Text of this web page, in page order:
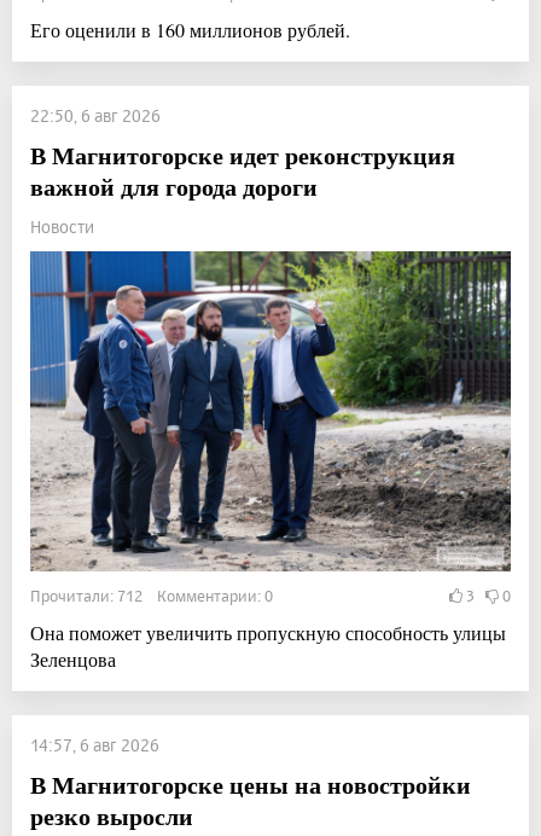
Его оценили в 160 миллионов рублей.
22:50, 6 авг 2026
В Магнитогорске идет реконструкция
важной для города дороги
Новости
Прочитали: 712 Комментарии: 0 3 0
Она поможет увеличить пропускную способность улицы
Зеленцова
14:57, 6 авг 2026
В Магнитогорске цены на новостройки
резко выросли